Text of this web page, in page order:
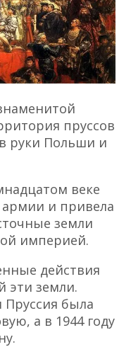
пруссов
руки Польши и
веке
армии и привела
земли
империей.
действия
эти земли.
Пруссия была
а в 1944 году